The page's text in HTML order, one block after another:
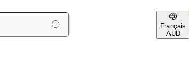
Français
AUD